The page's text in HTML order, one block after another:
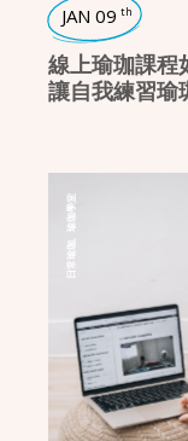
JAN 09 th
線上瑜珈課程
讓自我練習瑜
日常瑜珈
瑜珈學堂